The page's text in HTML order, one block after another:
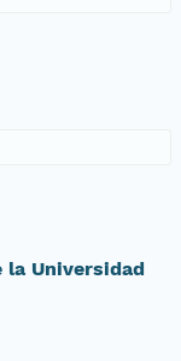
la Universidad